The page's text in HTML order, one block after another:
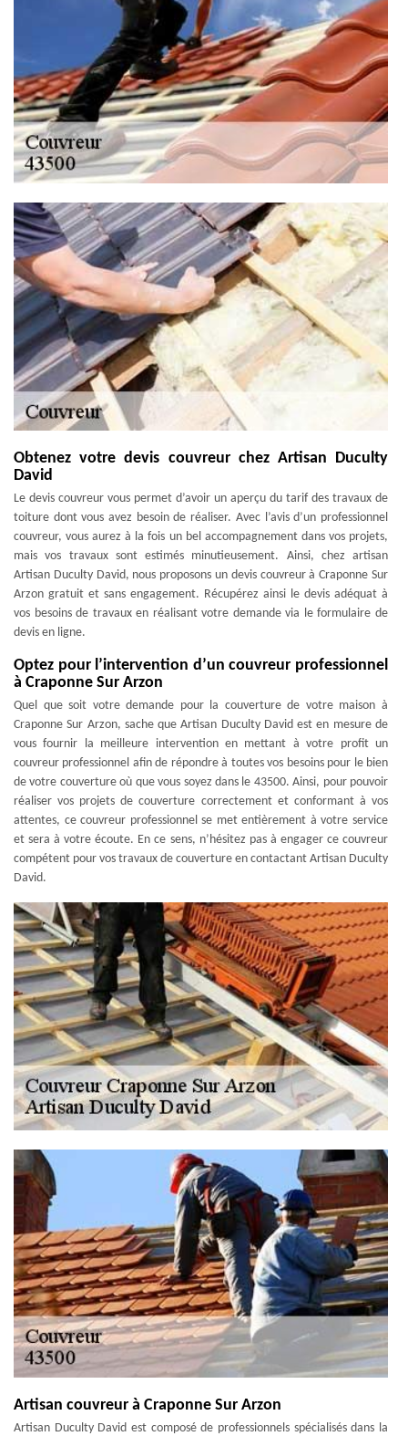
Obtenez votre devis couvreur chez Artisan Duculty
David
Le devis couvreur vous permet d’avoir un aperçu du tarif des travaux de
toiture dont vous avez besoin de réaliser. Avec l’avis d’un professionnel
couvreur, vous aurez à la fois un bel accompagnement dans vos projets,
mais vos travaux sont estimés minutieusement. Ainsi, chez artisan
Artisan Duculty David, nous proposons un devis couvreur à Craponne Sur
Arzon gratuit et sans engagement. Récupérez ainsi le devis adéquat à
vos besoins de travaux en réalisant votre demande via le formulaire de
devis en ligne.
Optez pour l’intervention d’un couvreur professionnel
à Craponne Sur Arzon
Quel que soit votre demande pour la couverture de votre maison à
Craponne Sur Arzon, sache que Artisan Duculty David est en mesure de
vous fournir la meilleure intervention en mettant à votre profit un
couvreur professionnel afin de répondre à toutes vos besoins pour le bien
de votre couverture où que vous soyez dans le 43500. Ainsi, pour pouvoir
réaliser vos projets de couverture correctement et conformant à vos
attentes, ce couvreur professionnel se met entièrement à votre service
et sera à votre écoute. En ce sens, n’hésitez pas à engager ce couvreur
compétent pour vos travaux de couverture en contactant Artisan Duculty
David.
Artisan couvreur à Craponne Sur Arzon
Artisan Duculty David est composé de professionnels spécialisés dans la